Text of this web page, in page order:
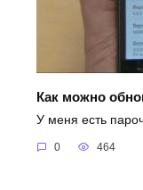
Как можно
У меня есть
0 464